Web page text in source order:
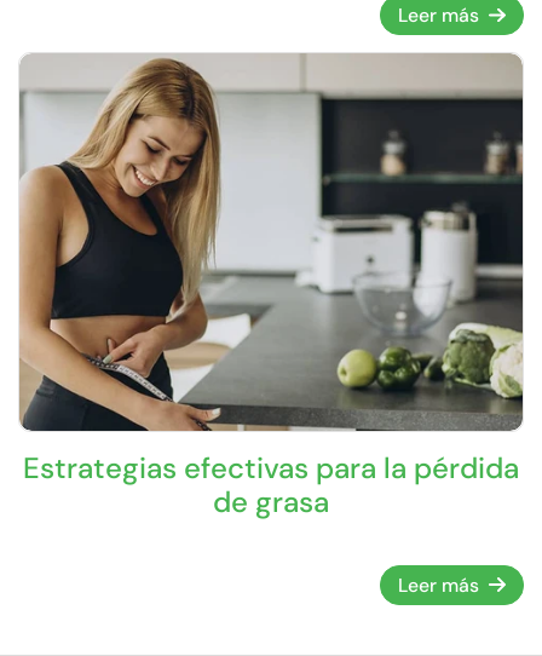
Leer más
Estrategias efectivas para la pérdida
de grasa
Leer más